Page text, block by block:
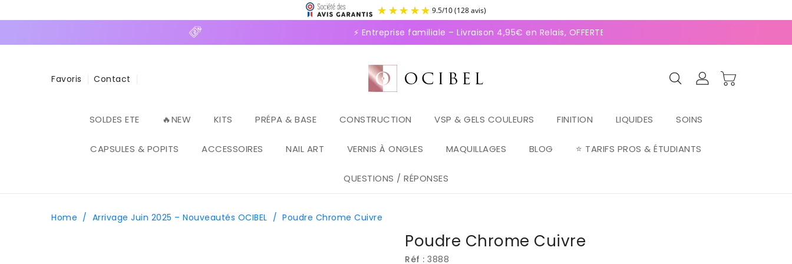
⚡ Entreprise familiale – Livraison 4,95€ en Relais, OFFERTE dès 70€ ⚡Paiement 2-4x Alma ⚡
Favoris Contact
SOLDES ETE 🔥NEW KITS PRÉPA & BASE CONSTRUCTION VSP & GELS COULEURS FINITION LIQUIDES SOINS
CAPSULES & POPITS ACCESSOIRES NAIL ART VERNIS À ONGLES MAQUILLAGES BLOG ⭐ TARIFS PROS & ÉTUDIANTS
QUESTIONS / RÉPONSES
Home / Arrivage Juin 2025 – Nouveautés OCIBEL / Poudre Chrome Cuivre
Poudre Chrome Cuivre
Réf : 3888